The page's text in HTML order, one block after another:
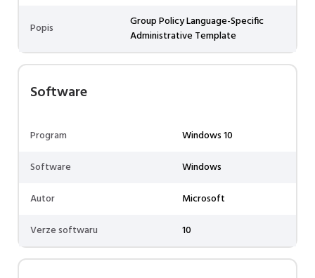
Popis
Group Policy Language-Specific
Administrative Template
Software
Program
Windows 10
Software
Windows
Autor
Microsoft
Verze softwaru
10